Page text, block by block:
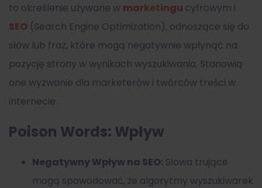
to określenie używane w marketingu cyfrowym i
SEO (Search Engine Optimization), odnoszące się do
słów lub fraz, które mogą negatywnie wpłynąć na
pozycję strony w wynikach wyszukiwania. Stanowią
one wyzwanie dla marketerów i twórców treści w
internecie.
Poison Words: Wpływ
Negatywny Wpływ na SEO: Słowa trujące
mogą spowodować, że algorytmy wyszukiwarek